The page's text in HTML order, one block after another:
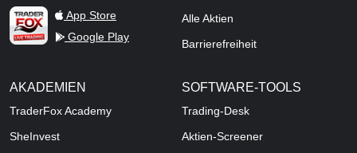
TraderFox Live Trading
App Store
Google Play
Alle Aktien
Barrierefreiheit
AKADEMIEN
TraderFox Academy
SheInvest
SOFTWARE-TOOLS
Trading-Desk
Aktien-Screener